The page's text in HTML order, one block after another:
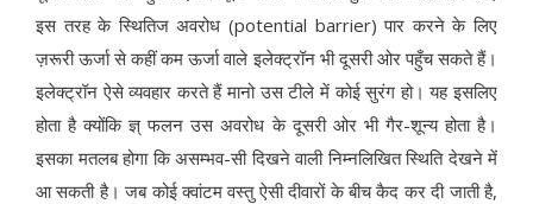
इस तरह के स्थितिज अवरोध (potential barrier) पार करने के लिए
ज़रूरी ऊर्जा से कहीं कम ऊर्जा वाले इलेक्ट्रॉन भी दूसरी ओर पहुँच सकते हैं।
इलेक्ट्रॉन ऐसे व्यवहार करते हैं मानो उस टीले में कोई सुरंग हो। यह इसलिए
होता है क्योंकि ज्ञ् फलन उस अवरोध के दूसरी ओर भी गैर-शून्य होता है।
इसका मतलब होगा कि असम्भव-सी दिखने वाली निम्नलिखित स्थिति देखने में
आ सकती है। जब कोई क्वांटम वस्तु ऐसी दीवारों के बीच कैद कर दी जाती है,